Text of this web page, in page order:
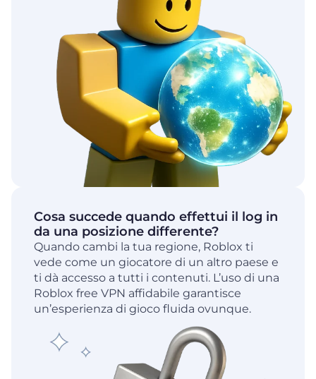
Cosa succede quando effettui il log in
da una posizione differente?
Quando cambi la tua regione, Roblox ti
vede come un giocatore di un altro paese e
ti dà accesso a tutti i contenuti. L’uso di una
Roblox free VPN affidabile garantisce
un’esperienza di gioco fluida ovunque.